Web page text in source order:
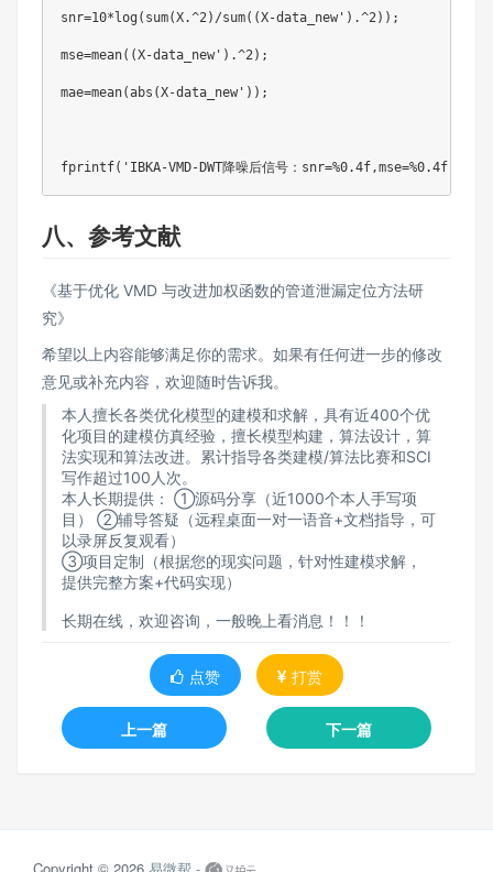
snr=10*log ( sum(X.^2 ) /sum( (X-data_new ' ) .^2 ) ) ;
mse=mean( (X-data_new ' ) .^2 ) ;
mae=mean(abs (X-data_new ' ) ) ;
fprintf( 'IBKA-VMD-DWT降噪后信号：
八、参考文献
《基于优化 VMD 与改进加权函数的管道泄漏定位方法研
究》
希望以上内容能够满足你的需求。如果有任何进一步的修改
意见或补充内容，欢迎随时告诉我。
本人擅长各类优化模型的建模和求解，具有近400个优
化项目的建模仿真经验，擅长模型构建，算法设计，算
法实现和算法改进。累计指导各类建模/算法比赛和SCI
写作超过100人次。
本人长期提供： ①源码分享（近1000个本人手写项
目） ②辅导答疑（远程桌面一对一语音+文档指导，可
以录屏反复观看）
③项目定制（根据您的现实问题，针对性建模求解，
提供完整方案+代码实现）
长期在线，欢迎咨询，一般晚上看消息！！！
点赞 打赏
上一篇 下一篇